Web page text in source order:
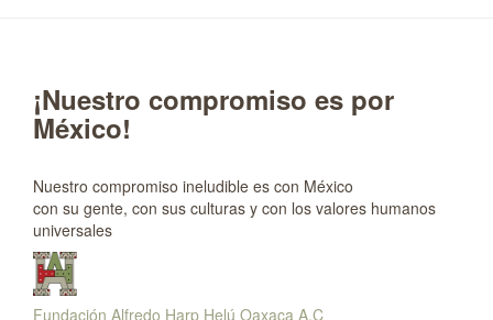
¡Nuestro compromiso es por
México!
Nuestro compromiso ineludible es con México
con su gente, con sus culturas y con los valores humanos
universales
Fundación Alfredo Harp Helú Oaxaca A.C